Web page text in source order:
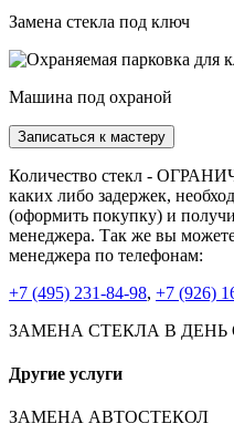
Замена стекла под ключ
Машина под охраной
Записаться к мастеру
Количество стекл -
каких либо задержек,
(оформить покупку) и
менеджера. Так же вы
менеджера по телефонам:
+7 (495) 231-84-98, +7 (926)
ЗАМЕНА СТЕКЛА В
Другие услуги
ЗАМЕНА АВТОСТЕКОЛ